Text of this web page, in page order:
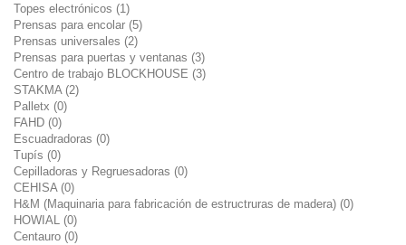
Topes electrónicos (1)
Prensas para encolar (5)
Prensas universales (2)
Prensas para puertas y ventanas (3)
Centro de trabajo BLOCKHOUSE (3)
STAKMA (2)
Palletx (0)
FAHD (0)
Escuadradoras (0)
Tupís (0)
Cepilladoras y Regruesadoras (0)
CEHISA (0)
H&M (Maquinaria para fabricación de estructruras de madera) (0)
HOWIAL (0)
Centauro (0)